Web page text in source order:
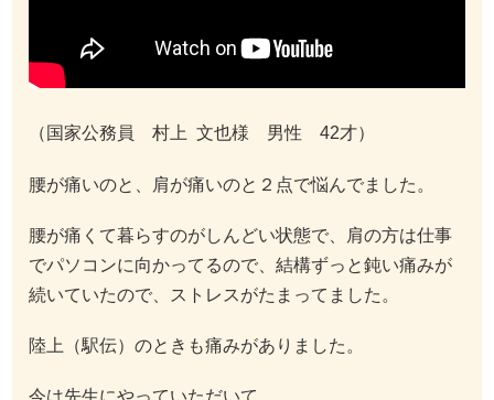
（国家公務員 村上 文也様 男性 42才）
腰が痛いのと、肩が痛いのと２点で悩んでました。
腰が痛くて暮らすのがしんどい状態で、肩の方は仕事
でパソコンに向かってるので、結構ずっと鈍い痛みが
続いていたので、ストレスがたまってました。
陸上（駅伝）のときも痛みがありました。